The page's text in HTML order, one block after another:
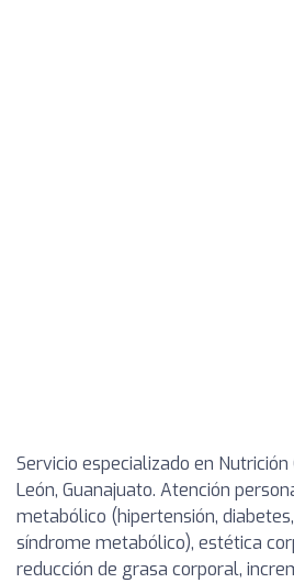
Servicio especializado en
León, Guanajuato. Atención
metabólico (hipertensión,
síndrome metabólico), estética
reducción de grasa corporal,